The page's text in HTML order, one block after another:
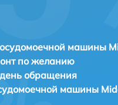
машины
по желанию
обращения
машины